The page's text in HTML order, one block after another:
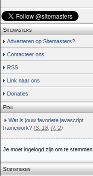
Sitemasters
Adverteren op Sitemasters?
Contacteer ons
RSS
Link naar ons
Donaties
Poll
Wat is jouw favoriete javascript
framework? (S: 18 R: 2)
Je moet ingelogd zijn om te stemmen.
Statistieken